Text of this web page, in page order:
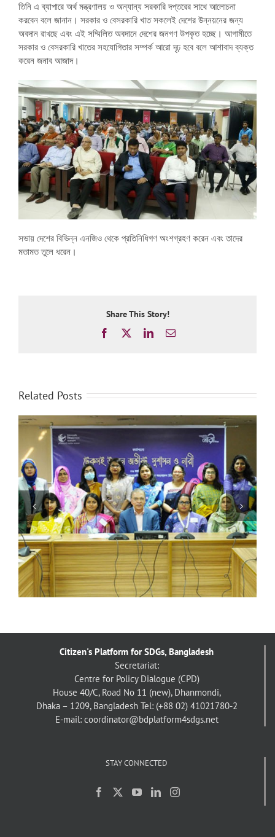
তিনি এ ব্যাপারে অর্থ মন্ত্রণালয় ও অন্যান্য সরকারি দপ্তরের সাথে আলোচনা
করবেন বলে জানান। সরকার ও বেসরকারি খাত সকলেই দেশের উন্নয়নের জন্য
অবদান রাখছে এবং এই সম্মিলিত অবদানে দেশের জনগণ উপকৃত হচ্ছে। আগামীতে
সরকার ও বেসরকারি খাতের সহযোগিতার সম্পর্ক আরো দৃঢ় হবে বলে আশাবাদ ব্যক্ত
করেন জনাব আজাদ।
সভায় দেশের বিভিন্ন এনজিও থেকে প্রতিনিধিগণ অংশগ্রহণ করেন এবং তাদের
মতামত তুলে ধরেন।
Share This Story!
Facebook LinkedInEmail
Related Posts
উৎসবের মধ্য দিয়ে অনুষ্ঠিত হল অ্যাডা লাভলেস গার্লস প্রোগ্রামিং
কনটেস্ট-২১
Citizen's Platform for SDGs, Bangladesh
Secretariat:
Centre for Policy Dialogue (CPD)
House 40/C, Road No 11 (new), Dhanmondi,
Dhaka – 1209, Bangladesh Tel: (+88 02) 41021780-2
E-mail: coordinator@bdplatform4sdgs.net
STAY CONNECTED